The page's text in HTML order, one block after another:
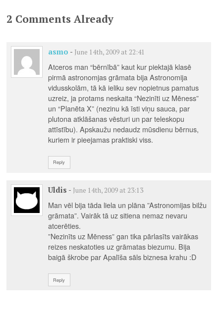
2 Comments Already
asmo - June 14th, 2009 at 22:41
Atceros man “bērnībā” kaut kur piektajā klasē
pirmā astronomjas grāmata bija Astronomija
vidusskolām, tā kā ieliku sev nopietnus pamatus
uzreiz, ja protams neskaita “Nezinīti uz Mēness”
un “Planēta X” (nezinu kā īsti viņu sauca, par
plutona atklāšanas vēsturi un par teleskopu
attīstību). Apskaužu nedaudz mūsdienu bērnus,
kuriem ir pieejamas praktiski viss.
Reply
Uldis - June 14th, 2009 at 23:13
Man vēl bija tāda liela un plāna ”Astronomijas bilžu
grāmata”. Vairāk tā uz sitiena nemaz nevaru
atcerēties.
”Nezinīts uz Mēness” gan tika pārlasīts vairākas
reizes neskatoties uz grāmatas biezumu. Bija
baigā škrobe par Apalīša sāls biznesa krahu :D
Reply